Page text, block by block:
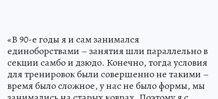
«В 90-е годы я и сам занимался
единоборствами – занятия шли параллельно в
секции самбо и дзюдо. Конечно, тогда условия
для тренировок были совершенно не такими –
время было сложное, у нас не было формы, мы